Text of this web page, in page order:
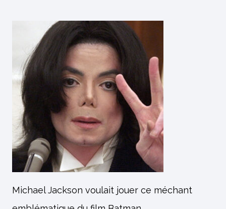
Michael Jackson voulait jouer ce méchant